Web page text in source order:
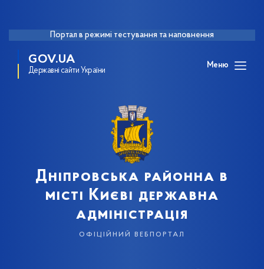
Портал в режимі тестування та наповнення
GOV.UA
Державні сайти України
Меню
Дніпровська районна в
місті Києві державна
адміністрація
офіційний вебпортал